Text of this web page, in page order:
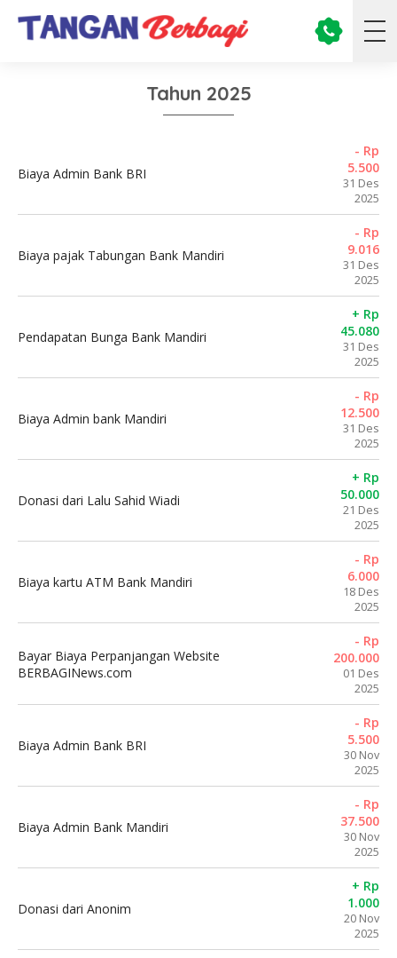
Tahun 2025
Biaya Admin Bank BRI
- Rp
5.500
31 Des
2025
Biaya pajak Tabungan Bank Mandiri
- Rp
9.016
31 Des
2025
Pendapatan Bunga Bank Mandiri
+ Rp
45.080
31 Des
2025
Biaya Admin bank Mandiri
- Rp
12.500
31 Des
2025
Donasi dari Lalu Sahid Wiadi
+ Rp
50.000
21 Des
2025
Biaya kartu ATM Bank Mandiri
- Rp
6.000
18 Des
2025
Bayar Biaya Perpanjangan Website
BERBAGINews.com
- Rp
200.000
01 Des
2025
Biaya Admin Bank BRI
- Rp
5.500
30 Nov
2025
Biaya Admin Bank Mandiri
- Rp
37.500
30 Nov
2025
Donasi dari Anonim
+ Rp
1.000
20 Nov
2025